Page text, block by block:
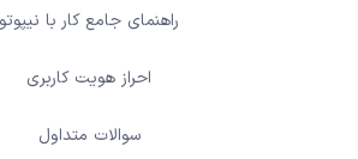
راهنمای جامع کار با نیپوتو
احراز هویت کاربری
سوالات متداول